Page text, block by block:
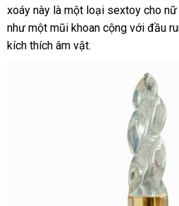
xoáy này là một loại sextoy cho
như một mũi khoan cộng lắp
với đầu
kích thích âm vật.